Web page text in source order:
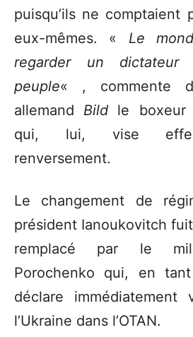
puisqu’ils ne comptaient
eux-mêmes. « Le
regarder un dictateur
peuple« , commente
allemand Bild le boxeur
qui, lui, vise
renversement.
Le changement de
président Ianoukovitch
remplacé par le
Porochenko qui, en
déclare immédiatement
l’Ukraine dans l’OTAN.